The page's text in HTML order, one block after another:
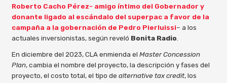
Roberto Cacho Pérez- amigo íntimo del Gobernador y
donante ligado al escándalo del superpac a favor de la
campaña a la gobernación de Pedro Pierluissi– a los
actuales inversionistas, según reveló Bonita Radio
En diciembre del 2023, CLA enmienda el Master Concession
Plan, cambia el nombre del proyecto, la descripción y fases del
proyecto, el costo total, el tipo de alternative tax credit, los